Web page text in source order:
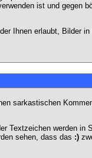
ist und gegen
Ihnen erlaubt, Bilder
sarkastischen
Textzeichen werden in
sehen, dass das :)